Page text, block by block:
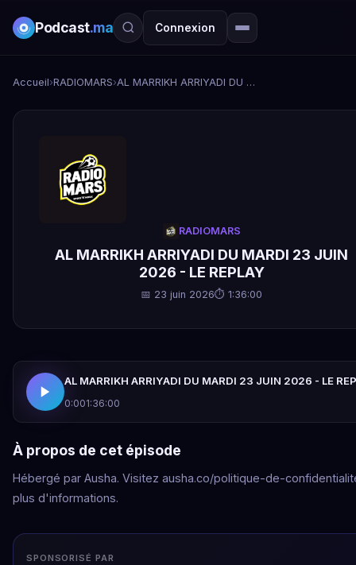
Podcast.ma Connexion
Accueil›RADIOMARS› AL MARRIKH ARRIYADI DU MARDI 23 JUIN 2026 - LE REPLAY
RADIOMARS
AL MARRIKH ARRIYADI DU MARDI 23 JUIN
2026 - LE REPLAY
📅 23 juin 2026⏱ 1:36:00
AL MARRIKH ARRIYADI DU MARDI 23 JUIN 2026 - LE
0:001:36:00
À propos de cet épisode
Hébergé par Ausha. Visitez ausha.co/politique-de-
plus d'informations.
SPONSORISÉ PAR